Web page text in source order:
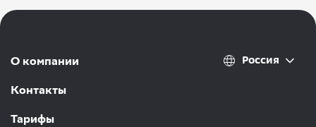
О компании
Контакты
Тарифы
Россия